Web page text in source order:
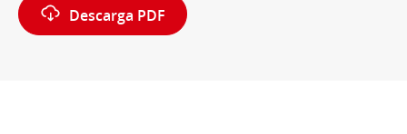
 Descarga PDF